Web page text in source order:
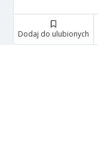
Dodaj do ulubionych